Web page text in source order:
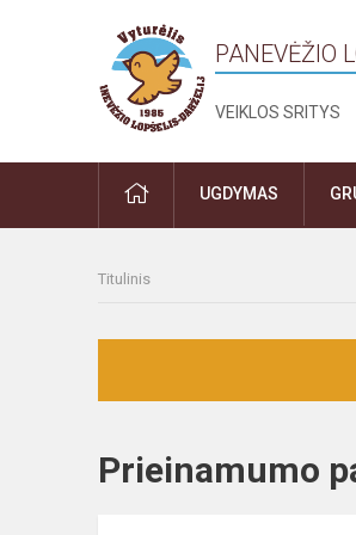
PANEVĖŽIO
VEIKLOS SRITYS
PRADŽIAUGDYMAS
Titulinis
Prieinamumo